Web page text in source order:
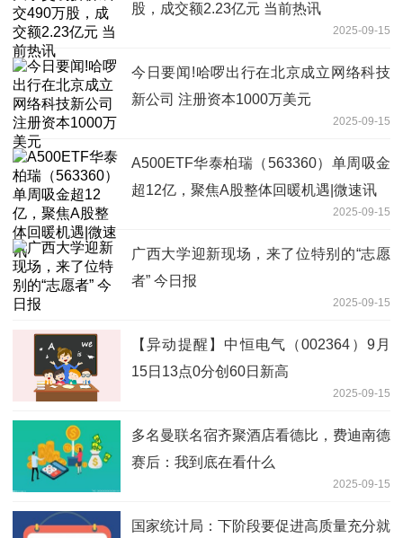
股，成交额2.23亿元 当前热讯
2025-09-15
今日要闻!哈啰出行在北京成立网络科技
新公司 注册资本1000万美元
2025-09-15
A500ETF华泰柏瑞（563360）单周吸金
超12亿，聚焦A股整体回暖机遇|微速讯
2025-09-15
广西大学迎新现场，来了位特别的“志愿
者” 今日报
2025-09-15
【异动提醒】中恒电气（002364）9月
15日13点0分创60日新高
2025-09-15
多名曼联名宿齐聚酒店看德比，费迪南德
赛后：我到底在看什么
2025-09-15
国家统计局：下阶段要促进高质量充分就